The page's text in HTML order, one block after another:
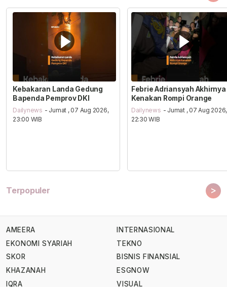
Kebakaran Landa Gedung
Bapenda Pemprov DKI
Dailynews - Jumat , 07 Aug 2026,
23:00 WIB
Febrie Adriansyah Akhirnya
Kenakan Rompi Orange
Dailynews - Jumat , 07 Aug 2026,
22:30 WIB
Terpopuler >
AMEERA
EKONOMI SYARIAH
SKOR
KHAZANAH
IQRA
INTERNASIONAL
TEKNO
BISNIS FINANSIAL
ESGNOW
VISUAL